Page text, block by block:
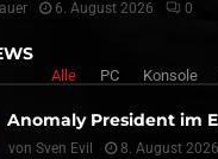
6. August 2026 0
Alle PC Konsole
Anomaly President im
von Sven Evil 8. August 2026